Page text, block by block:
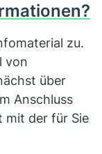
zu.
von
über
Anschluss
mit der für Sie